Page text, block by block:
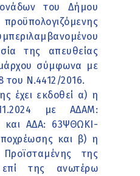
του Δήμου
της απευθείας
σύμφωνα με
του Ν.4412/2016.
έχει εκδοθεί α) η
με ΑΔΑΜ:
και ΑΔΑ: 63ΨΘΩΚΙ-
και β) η
της
επί της ανωτέρω